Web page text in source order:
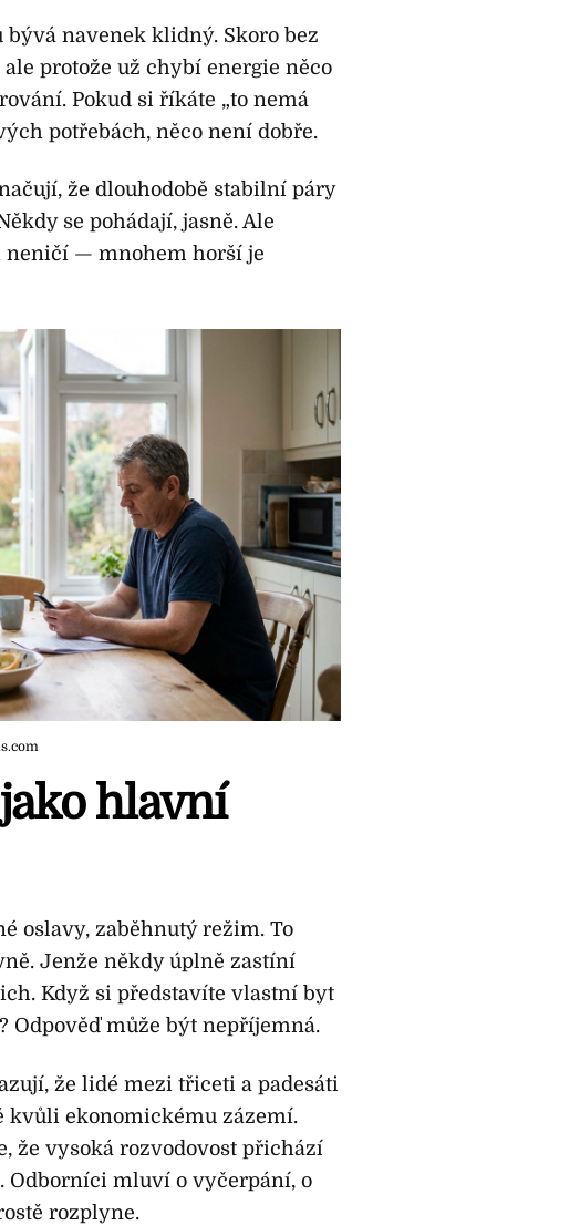
navenek klidný. Skoro bez
protože už chybí energie něco
Pokud si říkáte „to nemá
potřebách, něco není dobře.
že dlouhodobě stabilní páry
se pohádají, jasně. Ale
neničí — mnohem horší je
hlavní
oslavy, zaběhnutý režim. To
Jenže někdy úplně zastíní
Když si představíte vlastní byt
Odpověď může být nepříjemná.
že lidé mezi třiceti a padesáti
kvůli ekonomickému zázemí.
že vysoká rozvodovost přichází
Odborníci mluví o vyčerpání, o
rozplyne.